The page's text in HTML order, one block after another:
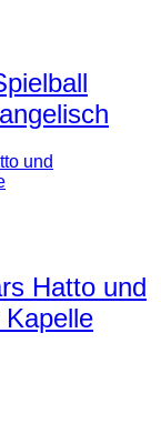
Hatto und